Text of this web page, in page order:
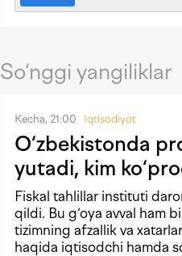
So‘nggi yangiliklar
Kecha, 21:00 Iqtisodiyot
O‘zbekistonda
yutadi, kim
Fiskal tahlillar instituti
qildi. Bu g‘oya avval ham
tizimning afzallik va
haqida iqtisodchi hamda